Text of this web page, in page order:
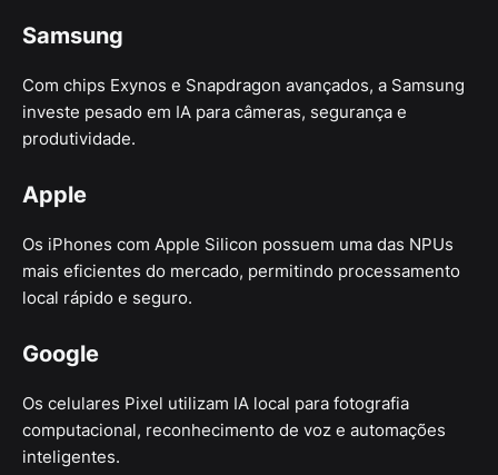
Samsung
Com chips Exynos e Snapdragon avançados, a Samsung
investe pesado em IA para câmeras, segurança e
produtividade.
Apple
Os iPhones com Apple Silicon possuem uma das NPUs
mais eficientes do mercado, permitindo processamento
local rápido e seguro.
Google
Os celulares Pixel utilizam IA local para fotografia
computacional, reconhecimento de voz e automações
inteligentes.